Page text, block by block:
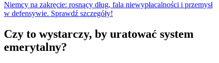
Niemcy na zakręcie: rosnący dług, fala niewypłacalności i przemysł
w defensywie. Sprawdź szczegóły!
Czy to wystarczy, by uratować system
emerytalny?